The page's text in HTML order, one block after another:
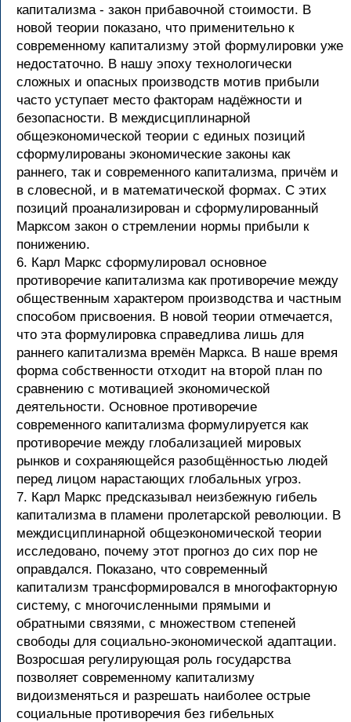
капитализма - закон прибавочной стоимости. В
новой теории показано, что применительно к
современному капитализму этой формулировки уже
недостаточно. В нашу эпоху технологически
сложных и опасных производств мотив прибыли
часто уступает место факторам надёжности и
безопасности. В междисциплинарной
общеэкономической теории с единых позиций
сформулированы экономические законы как
раннего, так и современного капитализма, причём и
в словесной, и в математической формах. С этих
позиций проанализирован и сформулированный
Марксом закон о стремлении нормы прибыли к
понижению.
6. Карл Маркс сформулировал основное
противоречие капитализма как противоречие между
общественным характером производства и частным
способом присвоения. В новой теории отмечается,
что эта формулировка справедлива лишь для
раннего капитализма времён Маркса. В наше время
форма собственности отходит на второй план по
сравнению с мотивацией экономической
деятельности. Основное противоречие
современного капитализма формулируется как
противоречие между глобализацией мировых
рынков и сохраняющейся разобщённостью людей
перед лицом нарастающих глобальных угроз.
7. Карл Маркс предсказывал неизбежную гибель
капитализма в пламени пролетарской революции. В
междисциплинарной общеэкономической теории
исследовано, почему этот прогноз до сих пор не
оправдался. Показано, что современный
капитализм трансформировался в многофакторную
систему, с многочисленными прямыми и
обратными связями, с множеством степеней
свободы для социально-экономической адаптации.
Возросшая регулирующая роль государства
позволяет современному капитализму
видоизменяться и разрешать наиболее острые
социальные противоречия без гибельных